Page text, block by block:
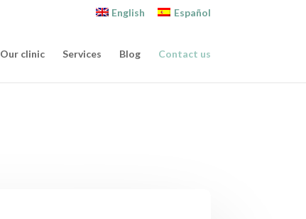
English Español
Our clinic Services Blog Contact us